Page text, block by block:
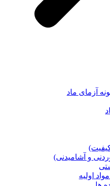
آزمای ماد
و آشامیدنی)
اولیه